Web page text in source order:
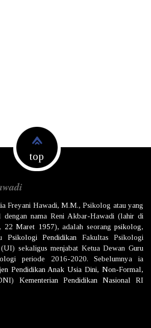
top
Freyani Hawadi, M.M., Psikolog atau yang
nama Reni Akbar-Hawadi (lahir di
, 22 Maret 1957), adalah seorang psikolog,
Psikologi Pendidikan Fakultas Psikologi
(UI) sekaligus menjabat Ketua DewanGuru
periode 2016-2020. Sebelumnya ia
Pendidikan Anak Usia Dini, Non-Formal,
Kementerian Pendidikan Nasional
RI